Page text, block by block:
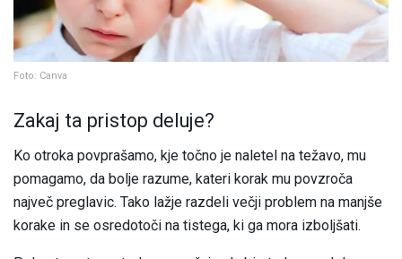
Foto: Canva
Zakaj ta pristop deluje?
Ko otroka povprašamo, kje točno je naletel na težavo, mu
pomagamo, da bolje razume, kateri korak mu povzroča
največ preglavic. Tako lažje razdeli večji problem na manjše
korake in se osredotoči na tistega, ki ga mora izboljšati.